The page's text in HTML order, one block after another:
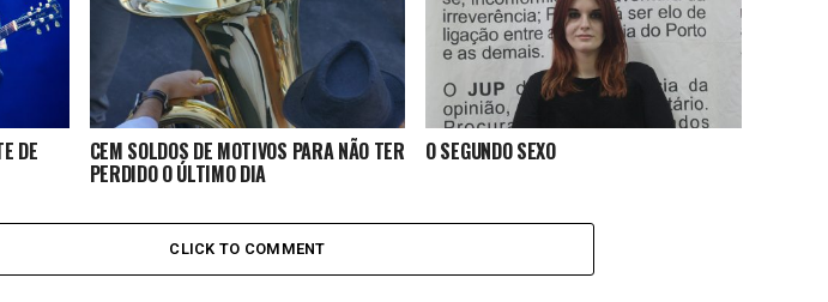
DE CEM SOLDOS DE MOTIVOS PARA NÃO TER
PERDIDO O ÚLTIMO DIA
O SEGUNDO SEXO
CLICK TO COMMENT